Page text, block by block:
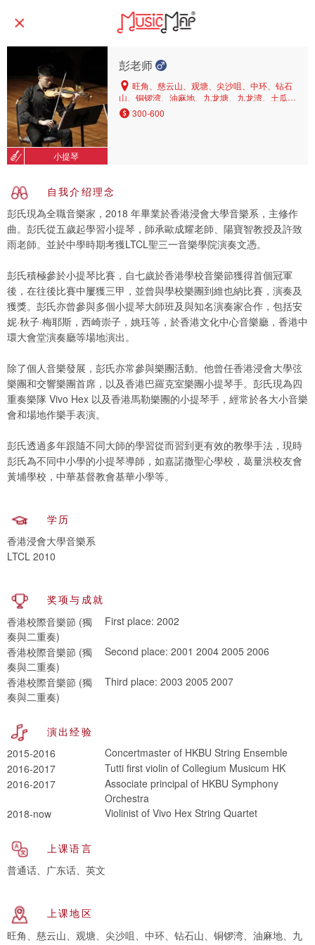
小提琴
彭老师
旺角、慈云山、观塘、尖沙咀、中环、钻石
山、铜锣湾、油麻地、九龙塘、九龙湾、土瓜
湾、九龙城、京士柏、新蒲岗、太子、彩虹、跑
马地、启德、牛池湾、牛头角、又一村、何文田
300-600
自我介绍理念
彭氏現為全職音樂家，2018 年畢業於香港浸會大學音樂系，主修作
曲。彭氏從五歲起學習小提琴，師承歐成耀老師、陽寶智教授及許致
雨老師。並於中學時期考獲LTCL聖三一音樂學院演奏文憑。
彭氏積極參於小提琴比賽，自七歲於香港學校音樂節獲得首個冠軍
後，在往後比賽中屢獲三甲，並曾與學校樂團到維也納比賽，演奏及
獲獎。彭氏亦曾參與多個小提琴大師班及與知名演奏家合作，包括安
妮·秋子·梅耶斯，西崎崇子，姚珏等，於香港文化中心音樂廳，香港中
環大會堂演奏廳等場地演出。
除了個人音樂發展，彭氏亦常參與樂團活動。他曾任香港浸會大學弦
樂團和交響樂團首席，以及香港巴羅克室樂團小提琴手。彭氏現為四
重奏樂隊 Vivo Hex 以及香港馬勒樂團的小提琴手，經常於各大小音樂
會和場地作樂手表演。
彭氏透過多年跟隨不同大師的學習從而習到更有效的教學手法，現時
彭氏為不同中小學的小提琴導師，如嘉諾撒聖心學校，葛量洪校友會
黃埔學校，中華基督教會基華小學等。
学历
香港浸會大學音樂系
LTCL 2010
奖项与成就
香港校際音樂節 (獨
奏與二重奏)
First place: 2002
香港校際音樂節 (獨
奏與二重奏)
Second place: 2001 2004 2005 2006
香港校際音樂節 (獨
奏與二重奏)
Third place: 2003 2005 2007
演出经验
2015-2016
Concertmaster of HKBU String Ensemble
2016-2017
Tutti first violin of Collegium Musicum HK
2016-2017
Associate principal of HKBU Symphony
Orchestra
2018-now
Violinist of Vivo Hex String Quartet
上课语言
普通话、广东话、英文
上课地区
旺角、慈云山、观塘、尖沙咀、中环、钻石山、铜锣湾、油麻地、九